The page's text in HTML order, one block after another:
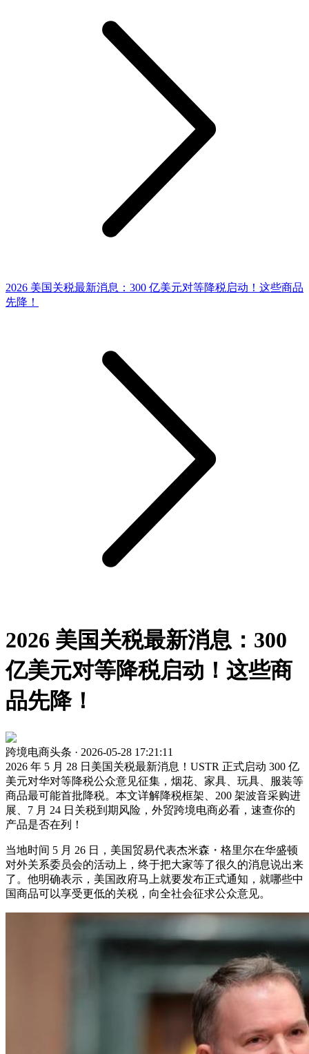
2026 美国关税最新消息：300 亿美元对等降税启动！这些商品
先降！
2026 美国关税最新消息：300
亿美元对等降税启动！这些商
品先降！
跨境电商头条 · 2026-05-28 17:21:11
2026 年 5 月 28 日美国关税最新消息！USTR 正式启动 300 亿
美元对华对等降税公众意见征集，烟花、家具、玩具、服装等
商品最可能首批降税。本文详解降税框架、200 架波音采购进
展、7 月 24 日关税到期风险，外贸跨境电商必看，速查你的
产品是否在列！
当地时间 5 月 26 日，美国贸易代表杰米森・格里尔在华盛顿
对外关系委员会的活动上，终于把大家等了很久的消息说出来
了。他明确表示，美国政府马上就要发布正式通知，就哪些中
国商品可以享受更低的关税，向全社会征求公众意见。